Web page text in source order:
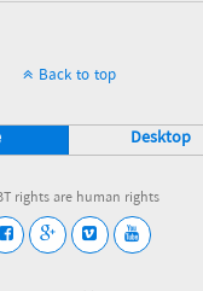
Back to top
Desktop
rights are human rights